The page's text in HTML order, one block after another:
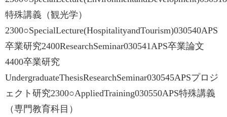
特殊講義（観光学）
2300○SpecialLecture(HospitalityandTourism)030540APS
卒業研究2400ResearchSeminar030541APS卒業論文
4400卒業研究
UndergraduateThesisResearchSeminar030545APSプロジ
ェクト研究2300○AppliedTraining030550APS特殊講義
（専門教育科目）